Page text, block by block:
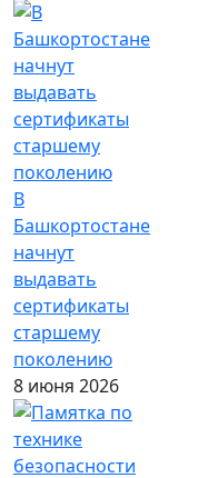
В
Башкортостане
начнут
выдавать
сертификаты
старшему
поколению
8 июня 2026